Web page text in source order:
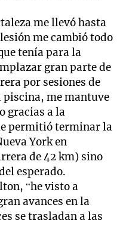
me llevó hasta
me cambió todo
tenía para la
gran parte de
por sesiones de
piscina, me mantuve
gracias a la
permitió terminar la
York en
de 42 km) sino
esperado.
“he visto a
avances en la
se trasladan a las